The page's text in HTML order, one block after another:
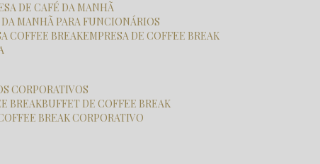
DE CAFÉ DA MANHÃ
DA MANHÃ PARA FUNCIONÁRIOS
COFFEE BREAK EMPRESA DE COFFEE BREAK
CORPORATIVOS
BREAK BUFFET DE COFFEE BREAK
COFFEE BREAK CORPORATIVO